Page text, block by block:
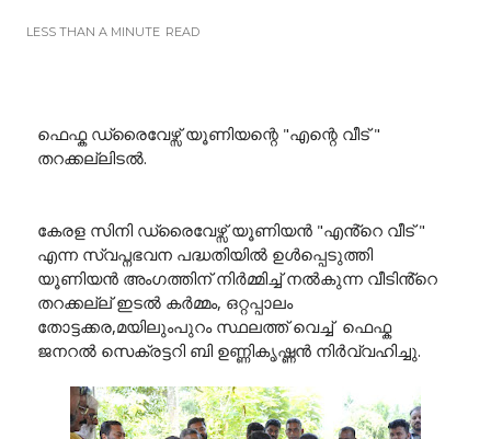
LESS THAN A MINUTE READ
ഫെഫ്ക ഡ്രൈവേഴ്സ് യൂണിയന്റെ "എന്റെ വീട് "
തറക്കല്ലിടൽ.
കേരള സിനി ഡ്രൈവേഴ്സ് യൂണിയൻ "എൻ്റെ വീട് "
എന്ന സ്വപ്നഭവന പദ്ധതിയിൽ ഉൾപ്പെടുത്തി
യൂണിയൻ അംഗത്തിന് നിർമ്മിച്ച് നൽകുന്ന വീടിൻ്റെ
തറക്കല്ല് ഇടൽ കർമ്മം, ഒറ്റപ്പാലം
തോട്ടക്കര,മയിലുംപുറം സ്ഥലത്ത് വെച്ച് ഫെഫ്ക
ജനറൽ സെക്രട്ടറി ബി ഉണ്ണികൃഷ്ണൻ നിർവ്വഹിച്ചു.